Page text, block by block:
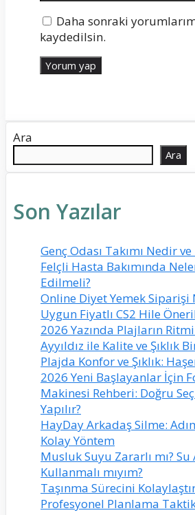
Daha sonraki
kaydedilsin.
Ara
Ara
Son Yazılar
Genç Odası Takımı Nedir
Felçli Hasta Bakımında
Edilmeli?
Online Diyet Yemek Siparişi
Uygun Fiyatlı CS2 Hile
2026 Yazında Plajların
Ayyıldız ile Kalite ve Şıklık
Plajda Konfor ve Şıklık:
2026 Yeni Başlayanlar İçin
Makinesi Rehberi: Doğru
Yapılır?
HayDay Arkadaş Silme:
Kolay Yöntem
Musluk Suyu Zararlı mı? Su
Kullanmalı mıyım?
Taşınma Sürecini
Profesyonel Planlama